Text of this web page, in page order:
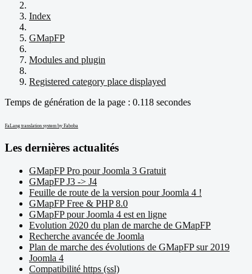
Index
GMapFP
Modules and plugin
Registered category place displayed
Temps de génération de la page : 0.118 secondes
FaLang translation system by Faboba
Les dernières actualités
GMapFP Pro pour Joomla 3 Gratuit
GMapFP J3 -> J4
Feuille de route de la version pour Joomla 4 !
GMapFP Free & PHP 8.0
GMapFP pour Joomla 4 est en ligne
Evolution 2020 du plan de marche de GMapFP
Recherche avancée de Joomla
Plan de marche des évolutions de GMapFP sur 2019
Joomla 4
Compatibilité https (ssl)